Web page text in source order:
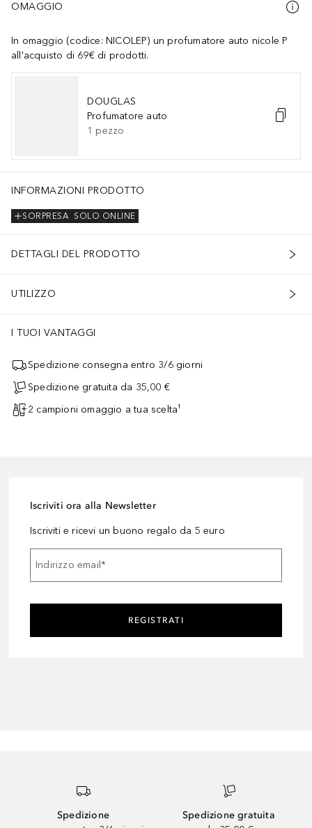
OMAGGIO
In omaggio (codice: NICOLEP) un profumatore auto nicole P
all'acquisto di 69€ di prodotti.
DOUGLAS
Profumatore auto
1 pezzo
INFORMAZIONI PRODOTTO
SOLO ONLINE
SORPRESA
DETTAGLI DEL PRODOTTO
UTILIZZO
I TUOI VANTAGGI
Spedizione consegna entro 3/6 giorni
Spedizione gratuita da 35,00 €
2 campioni omaggio a tua scelta¹
Iscriviti ora alla Newsletter
Iscriviti e ricevi un buono regalo da 5 euro
Indirizzo email*
REGISTRATI
Spedizione
Spedizione gratuita